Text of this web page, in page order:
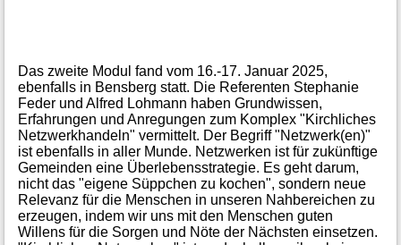
Das zweite Modul fand vom 16.-17. Januar 2025,
ebenfalls in Bensberg statt. Die Referenten Stephanie
Feder und Alfred Lohmann haben Grundwissen,
Erfahrungen und Anregungen zum Komplex "Kirchliches
Netzwerkhandeln" vermittelt. Der Begriff "Netzwerk(en)"
ist ebenfalls in aller Munde. Netzwerken ist für zukünftige
Gemeinden eine Überlebensstrategie. Es geht darum,
nicht das "eigene Süppchen zu kochen", sondern neue
Relevanz für die Menschen in unseren Nahbereichen zu
erzeugen, indem wir uns mit den Menschen guten
Willens für die Sorgen und Nöte der Nächsten einsetzen.